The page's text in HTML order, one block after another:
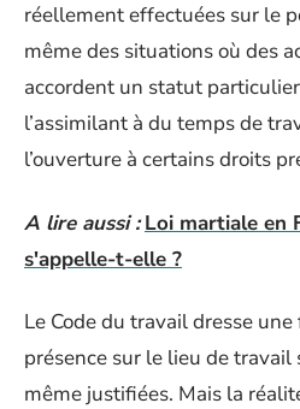
réellement effectuées sur le
même des situations où des
accordent un statut
l’assimilant à du temps de
l’ouverture à certains droits
A lire aussi : Loi martiale en
s'appelle-t-elle ?
Le Code du travail dresse
présence sur le lieu de travail
même justifiées. Mais la